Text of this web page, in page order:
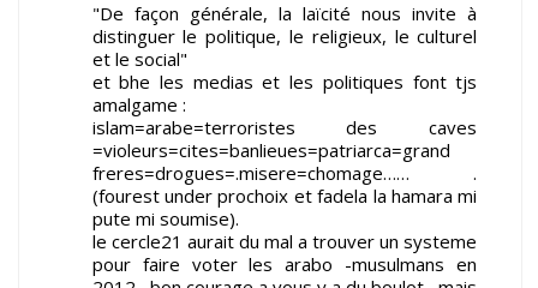
"De façon générale, la laïcité nous invite à
distinguer le politique, le religieux, le culturel
et le social"
et bhe les medias et les politiques font tjs
amalgame :
islam=arabe=terroristes des caves
=violeurs=cites=banlieues=patriarca=grand
freres=drogues=.misere=chomage…… .
(fourest under prochoix et fadela la hamara mi
pute mi soumise).
le cercle21 aurait du mal a trouver un systeme
pour faire voter les arabo -musulmans en